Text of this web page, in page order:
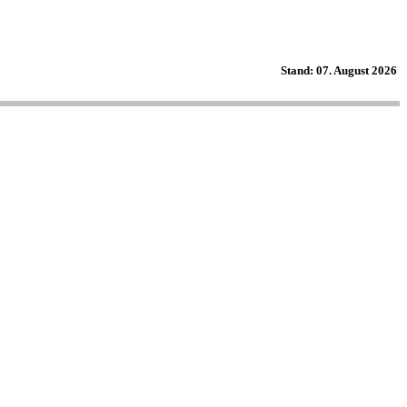
Stand: 07. August 2026